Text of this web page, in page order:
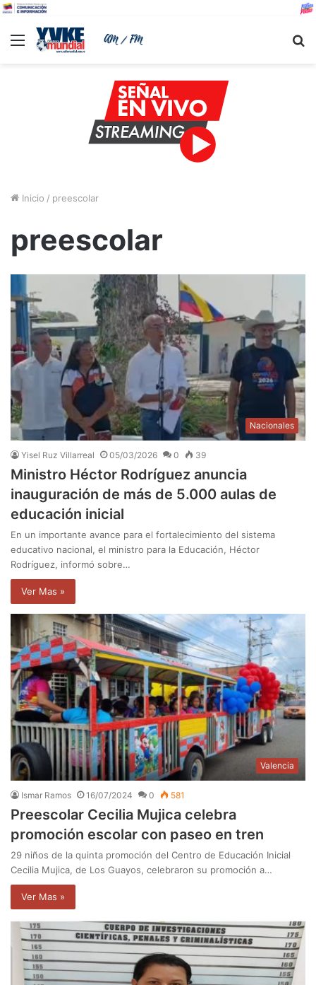
Menu
Inicio / preescolar
preescolar
Nacionales
Yisel Ruz Villarreal 05/03/2026 0 39
Ministro Héctor Rodríguez anuncia
inauguración de más de 5.000 aulas de
educación inicial
En un importante avance para el fortalecimiento del sistema
educativo nacional, el ministro para la Educación, Héctor
Rodríguez, informó sobre…
Ver Mas »
Valencia
Ismar Ramos 16/07/2024 0 581
Preescolar Cecilia Mujica celebra
promoción escolar con paseo en tren
29 niños de la quinta promoción del Centro de Educación Inicial
Cecilia Mujica, de Los Guayos, celebraron su promoción a…
Ver Mas »